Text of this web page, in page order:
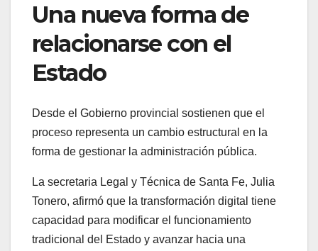
Una nueva forma de
relacionarse con el
Estado
Desde el Gobierno provincial sostienen que el
proceso representa un cambio estructural en la
forma de gestionar la administración pública.
La secretaria Legal y Técnica de Santa Fe, Julia
Tonero, afirmó que la transformación digital tiene
capacidad para modificar el funcionamiento
tradicional del Estado y avanzar hacia una